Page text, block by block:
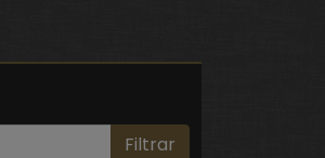
Filtrar